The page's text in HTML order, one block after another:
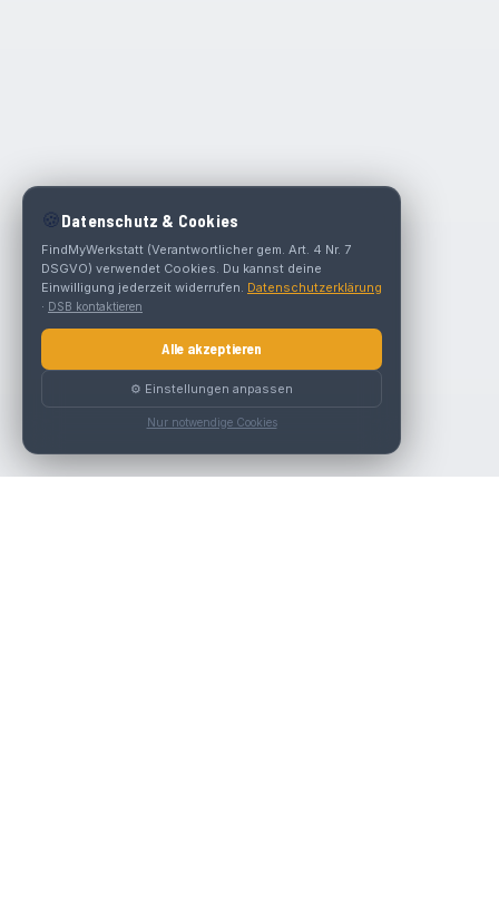
🍪 Datenschutz & Cookies
FindMyWerkstatt (Verantwortlicher gem. Art. 4 Nr. 7
DSGVO) verwendet Cookies. Du kannst deine
Einwilligung jederzeit widerrufen. Datenschutzerklärung
· DSB kontaktieren
Alle akzeptieren
⚙️ Einstellungen anpassen
Nur notwendige Cookies